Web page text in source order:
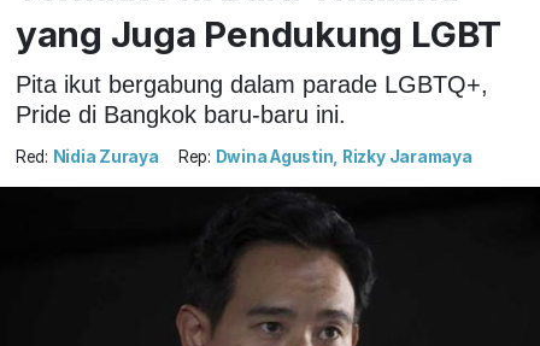
yang Juga Pendukung LGBT
Pita ikut bergabung dalam parade LGBTQ+,
Pride di Bangkok baru-baru ini.
Red: Nidia Zuraya Rep: Dwina Agustin, Rizky Jaramaya